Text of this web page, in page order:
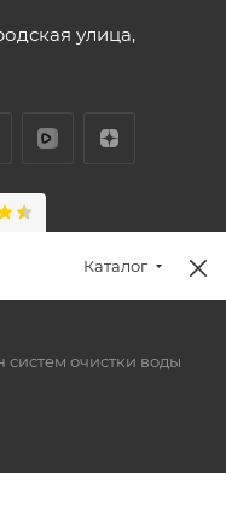
улица,
систем очистки воды
Каталог